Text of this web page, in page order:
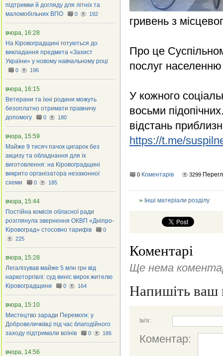
гривень з
Про це
послуг
У кожного
восьми
відстань
https://t.me/
0 Коментарів 3299
Інші матеріали розділу
Коментарі
Ще нема
Напишіть ваш
Ім'я:
Коментар:
підтримки й догляду для літніх та
маломобільних ВПО
0 192
вчора, 16:28
На Кіровоградщині готуються до
викладання предмета «Захист
України» у новому навчальному році
0 196
вчора, 16:15
Ветерани та їхні родини можуть
безоплатно отримати правничу
допомогу
0 180
вчора, 15:59
Майже 9 тисяч пачок цигарок без
акцизу та обладнання для їх
виготовлення: на Кіровоградщині
викрито організатора незаконної
схеми
0 185
вчора, 15:44
Постійна комісія обласної ради
розглянула звернення ОКВП «Дніпро-
Кіровоград» стосовно тарифів
0
225
вчора, 15:28
Легалізував майже 5 млн грн від
наркоторгівлі: суд виніс вирок жителю
Кіровоградщини
0 164
вчора, 15:10
Мистецтво заради Перемоги: у
Добровеличківці під час благодійного
заходу підтримали воїнів
0 186
вчора, 14:56